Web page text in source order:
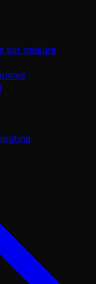
sur mesure